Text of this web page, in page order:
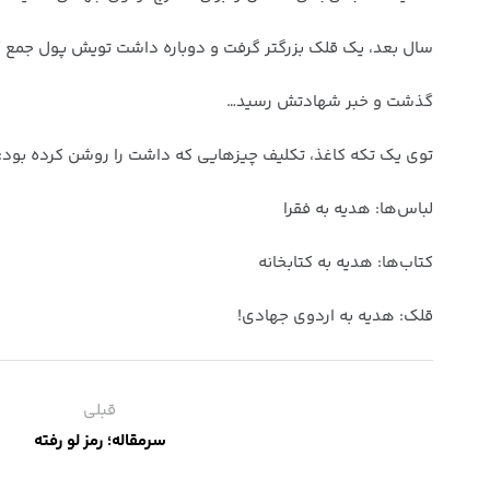
سال بعد، یک قلک بزرگتر گرفت و دوباره داشت تویش پول جمع
گذشت و خبر شهادتش رسید…
توی یک تکه کاغذ، تکلیف چیزهایی که داشت را روشن کرده بود:
لباس‌ها: هدیه به فقرا
کتاب‌ها: هدیه به کتابخانه
قلک: هدیه به اردوی جهادی!
قبلی
سرمقاله؛ رمز لو رفته